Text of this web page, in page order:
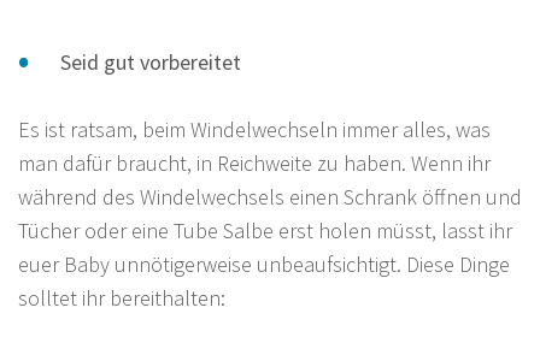
Seid gut vorbereitet
Es ist ratsam, beim Windelwechseln immer alles, was
man dafür braucht, in Reichweite zu haben. Wenn ihr
während des Windelwechsels einen Schrank öffnen und
Tücher oder eine Tube Salbe erst holen müsst, lasst ihr
euer Baby unnötigerweise unbeaufsichtigt. Diese Dinge
solltet ihr bereithalten: